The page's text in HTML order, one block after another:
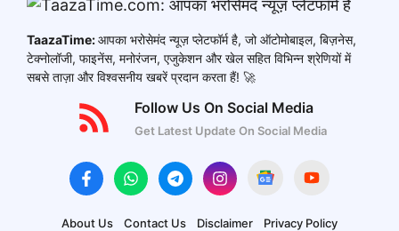
TaazaTime:आपका भरोसेमंद न्यूज़ प्लेटफॉर्म है, जो ऑटोमोबाइल, बिज़नेस,
टेक्नोलॉजी, फाइनेंस, मनोरंजन, एजुकेशन और खेल सहित विभिन्न श्रेणियों में
सबसे ताज़ा और विश्वसनीय खबरें प्रदान करता हैं! 🚀
Follow Us On Social Media
Get Latest Update On Social Media
About Us Contact Us Disclaimer Privacy Policy